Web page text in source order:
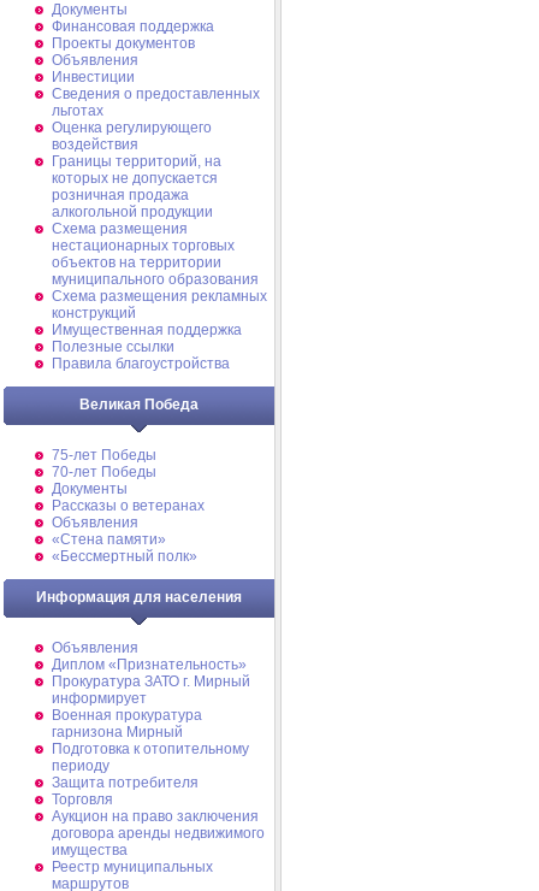
Документы
Финансовая поддержка
Проекты документов
Объявления
Инвестиции
Сведения о предоставленных
льготах
Оценка регулирующего
воздействия
Границы территорий, на
которых не допускается
розничная продажа
алкогольной продукции
Схема размещения
нестационарных торговых
объектов на территории
муниципального образования
Схема размещения рекламных
конструкций
Имущественная поддержка
Полезные ссылки
Правила благоустройства
Великая Победа
75-лет Победы
70-лет Победы
Документы
Рассказы о ветеранах
Объявления
«Стена памяти»
«Бессмертный полк»
Информация для населения
Объявления
Диплом «Признательность»
Прокуратура ЗАТО г. Мирный
информирует
Военная прокуратура
гарнизона Мирный
Подготовка к отопительному
периоду
Защита потребителя
Торговля
Аукцион на право заключения
договора аренды недвижимого
имущества
Реестр муниципальных
маршрутов